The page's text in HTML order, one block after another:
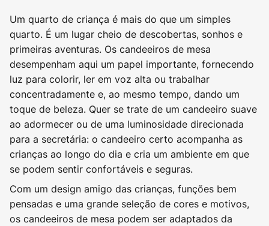
Um quarto de criança é mais do que um simples
quarto. É um lugar cheio de descobertas, sonhos e
primeiras aventuras. Os candeeiros de mesa
desempenham aqui um papel importante, fornecendo
luz para colorir, ler em voz alta ou trabalhar
concentradamente e, ao mesmo tempo, dando um
toque de beleza. Quer se trate de um candeeiro suave
ao adormecer ou de uma luminosidade direcionada
para a secretária: o candeeiro certo acompanha as
crianças ao longo do dia e cria um ambiente em que
se podem sentir confortáveis e seguras.
Com um design amigo das crianças, funções bem
pensadas e uma grande seleção de cores e motivos,
os candeeiros de mesa podem ser adaptados da